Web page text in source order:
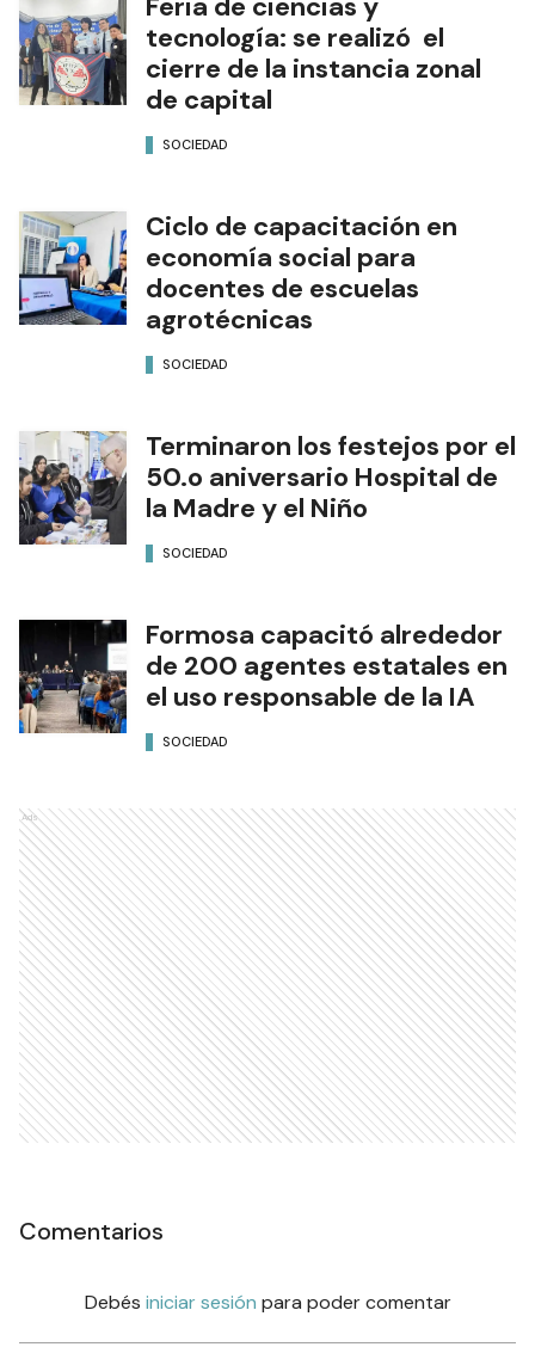
Feria de ciencias y
tecnología: se realizó el
cierre de la instancia zonal
de capital
SOCIEDAD
Ciclo de capacitación en
economía social para
docentes de escuelas
agrotécnicas
SOCIEDAD
Terminaron los festejos por el
50.o aniversario Hospital de
la Madre y el Niño
SOCIEDAD
Formosa capacitó alrededor
de 200 agentes estatales en
el uso responsable de la IA
SOCIEDAD
Ads
Comentarios
Debés iniciar sesión para poder comentar